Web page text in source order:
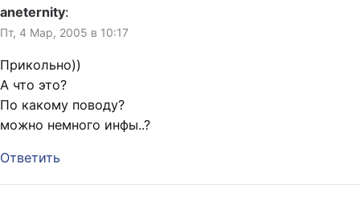
aneternity:
Пт, 4 Мар, 2005 в 10:17
Прикольно))
А что это?
По какому поводу?
можно немного инфы..?
Ответить